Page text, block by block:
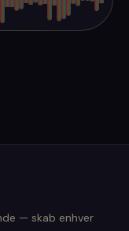
— skab enhver